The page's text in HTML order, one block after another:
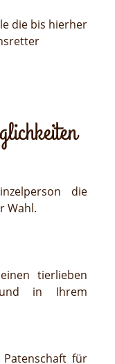
die bis hierher
die
Wahl.
tierlieben
in Ihrem
für